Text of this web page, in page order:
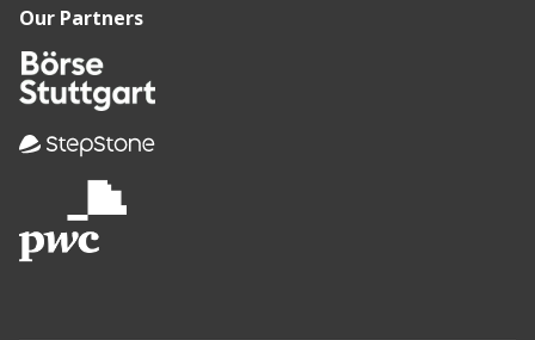
Our Partners